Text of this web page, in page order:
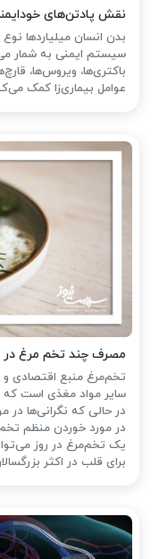
نقش پادتن‌های
بدن انسان میلیاردها
سیستم ایمنی به شمار
باکتری‌ها، ویروس‌ها،
عوامل بیماری‌زا کمک
مصرف چند تخم مرغ در
سایر مواد مغذی است که
در حالی که نگرانی‌ها در
در مورد خوردن منظم
یک تخم‌مرغ در روز
برای قلب در اکثر